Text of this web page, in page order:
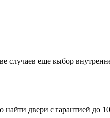
случаев еще выбор
двери с гарантией до